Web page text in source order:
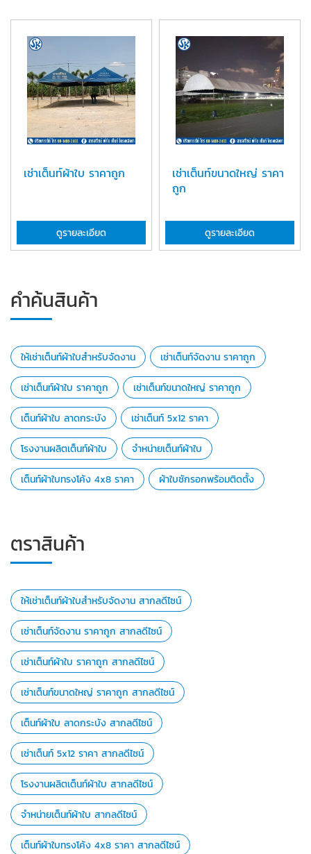
เช่าเต็นท์ผ้าใบ ราคาถูก
ดูรายละเอียด
เช่าเต็นท์ขนาดใหญ่ ราคา
ถูก
ดูรายละเอียด
คำค้นสินค้า
ให้เช่าเต็นท์ผ้าใบสำหรับจัดงาน เช่าเต็นท์จัดงาน ราคาถูก
เช่าเต็นท์ผ้าใบ ราคาถูก เช่าเต็นท์ขนาดใหญ่ ราคาถูก
เต็นท์ผ้าใบ ลาดกระบัง เช่าเต็นท์ 5x12 ราคา
โรงงานผลิตเต็นท์ผ้าใบ จำหน่ายเต็นท์ผ้าใบ
เต็นท์ผ้าใบทรงโค้ง 4x8 ราคา ผ้าใบชักรอกพร้อมติดตั้ง
ตราสินค้า
ให้เช่าเต็นท์ผ้าใบสำหรับจัดงาน สากลดีไซน์
เช่าเต็นท์จัดงาน ราคาถูก สากลดีไซน์
เช่าเต็นท์ผ้าใบ ราคาถูก สากลดีไซน์
เช่าเต็นท์ขนาดใหญ่ ราคาถูก สากลดีไซน์
เต็นท์ผ้าใบ ลาดกระบัง สากลดีไซน์
เช่าเต็นท์ 5x12 ราคา สากลดีไซน์
โรงงานผลิตเต็นท์ผ้าใบ สากลดีไซน์
จำหน่ายเต็นท์ผ้าใบ สากลดีไซน์
เต็นท์ผ้าใบทรงโค้ง 4x8 ราคา สากลดีไซน์